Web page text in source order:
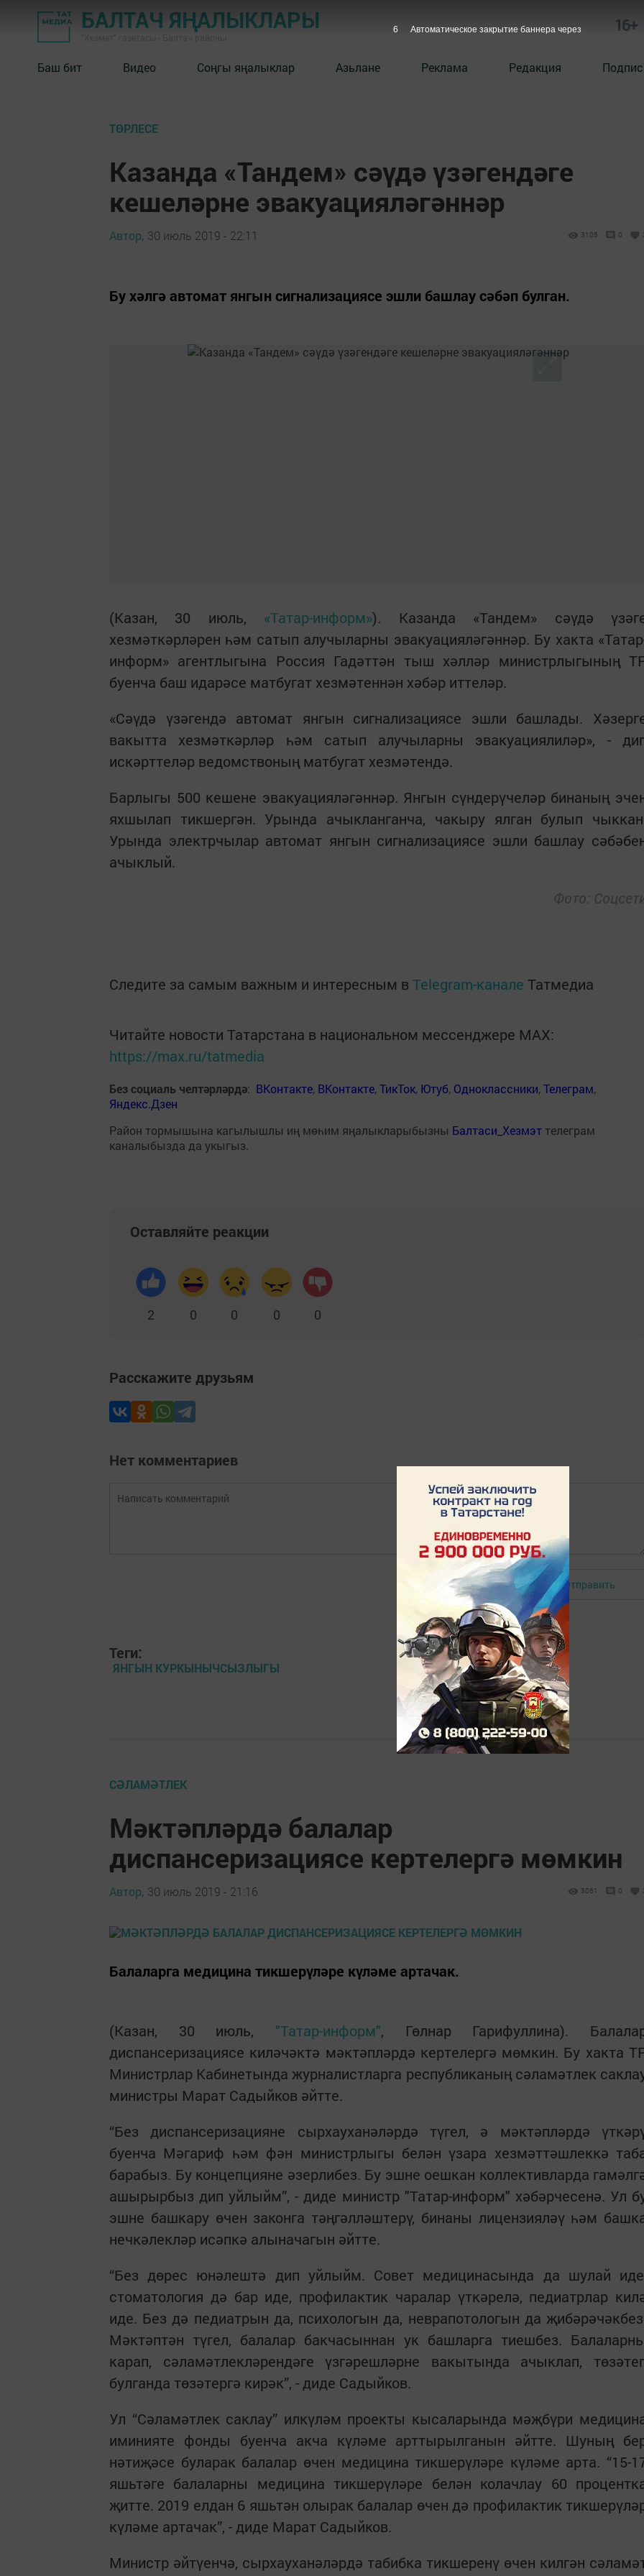
БАЛТАЧ ЯҢАЛЫКЛАРЫ 16+
Баш бит Видео Соңгы яңалыклар Азьлане Реклама Редакция
ТӨРЛЕСЕ
Казанда «Тандем» сәүдә үзәгендәге
кешеләрне эвакуацияләгәннәр
Автор, 30 июль 2019 - 22:11 3105 0
Бу хәлгә автомат янгын сигнализациясе эшли башлау сәбәп булган.
(Казан, 30 июль, «Татар-информ»). Казанда «Тандем» сәүдә
хезмәткәрләрен һәм сатып алучыларны эвакуацияләгәннәр. Бу хакта
информ» агентлыгына Россия Гадәттән тыш хәлләр министрлыгының
буенча баш идарәсе матбугат хезмәтеннән хәбәр иттеләр.
«Сәүдә үзәгендә автомат янгын сигнализациясе эшли башлады.
вакытта хезмәткәрләр һәм сатып алучыларны эвакуациялиләр», -
искәрттеләр ведомствоның матбугат хезмәтендә.
Барлыгы 500 кешене эвакуацияләгәннәр. Янгын сүндерүчеләр бинаның
яхшылап тикшергән. Урында ачыкланганча, чакыру ялган булып
Урында электрчылар автомат янгын сигнализациясе эшли башлау
ачыклый.
Фото:
Следите за самым важным и интересным в Telegram-канале Татмедиа
Читайте новости Татарстана в национальном мессенджере MАХ:
https://max.ru/tatmedia
Без социаль челтәрләрдә: ВКонтакте, ВКонтакте,ТикТок, Ютуб, Одноклассники,Телеграм,
Яндекс.Дзен
Район тормышына кагылышлы иң мөһим яңалыкларыбызны Балтаси_Хезмэт телеграм
каналыбызда да укыгыз.
Оставляйте реакции
2 0 0 0 0
Расскажите друзьям
Нет комментариев
Авторизоваться Отправить
Теги:
ЯНГЫН КУРКЫНЫЧСЫЗЛЫГЫ
СӘЛАМӘТЛЕК
Мәктәпләрдә балалар
диспансеризациясе кертелергә мөмкин
Автор, 30 июль 2019 - 21:16 3061 0
Балаларга медицина тикшерүләре күләме артачак.
(Казан, 30 июль, "Татар-информ", Гөлнар Гарифуллина).
диспансеризациясе киләчәктә мәктәпләрдә кертелергә мөмкин. Бу хакта
Министрлар Кабинетында журналистларга республиканың сәламәтлек
министры Марат Садыйков әйтте.
“Без диспансеризацияне сырхауханәләрдә түгел, ә мәктәпләрдә
буенча Мәгариф һәм фән министрлыгы белән үзара хезмәттәшлеккә
барабыз. Бу концепцияне әзерлибез. Бу эшне оешкан коллективларда
ашырырбыз дип уйлыйм”, - диде министр "Татар-информ" хәбәрчесенә. Ул
эшне башкару өчен законга тәңгәлләштерү, бинаны лицензияләү һәм
нечкәлекләр исәпкә алыначагын әйтте.
“Без дөрес юнәлештә дип уйлыйм. Совет медицинасында да шулай
стоматология дә бар иде, профилактик чаралар үткәрелә, педиатрлар
иде. Без дә педиатрын да, психологын да, неврапотологын да
Мәктәптән түгел, балалар бакчасыннан ук башларга тиешбез.
карап, сәламәтлекләрендәге үзгәрешләрне вакытында ачыклап,
булганда төзәтергә кирәк”, - диде Садыйков.
Ул “Сәламәтлек саклау” илкүләм проекты кысаларында мәҗбүри
иминияте фонды буенча акча күләме арттырылганын әйтте. Шуның
нәтиҗәсе буларак балалар өчен медицина тикшерүләре күләме арта. “15-
яшьтәге балаларны медицина тикшерүләре белән колачлау 60
җитте. 2019 елдан 6 яшьтән олырак балалар өчен дә профилактик
күләме артачак”, - диде Марат Садыйков.
Министр әйтүенчә, сырхауханәләрдә табибка тикшеренү өчен килгән
5 Автоматическое закрытие баннера через